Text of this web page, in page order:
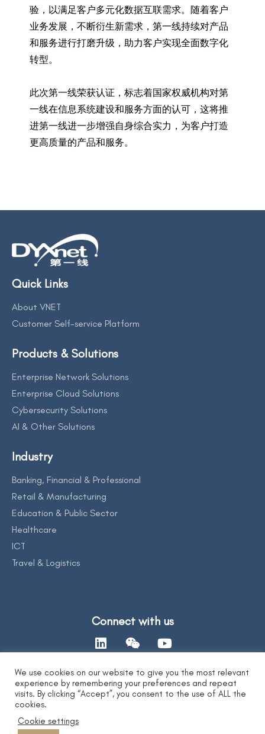
验，以满足客户多元化数据互联需求。随着客户
业务发展，不断衍生新需求，第一线持续对产品
和服务进行打磨升级，助力客户实现全面数字化
转型。
此次第一线荣获认证，标志着国家权威机构对第
一线在信息系统建设和服务方面的认可，这将推
进第一线进一步增强自身综合实力，为客户打造
更高质量的产品和服务。
Quick Links
About VNET
Customer Self-service Platform
Products & Solutions
Enterprise Network Solutions
Enterprise Cloud Solutions
Cybersecurity Solutions
AI & Other Solutions
Industry
Banking, Financial & Professional
Retail & Manufacturing
Education & Public Sector
Healthcare
ICT
Travel & Logistics
Connect with us
Contact Us
Privacy Statement|
We use cookies on our website to give you the most relevant
experience by remembering your preferences and repeat
visits. By clicking “Accept”, you consent to the use of ALL the
cookies.
Cookie settings